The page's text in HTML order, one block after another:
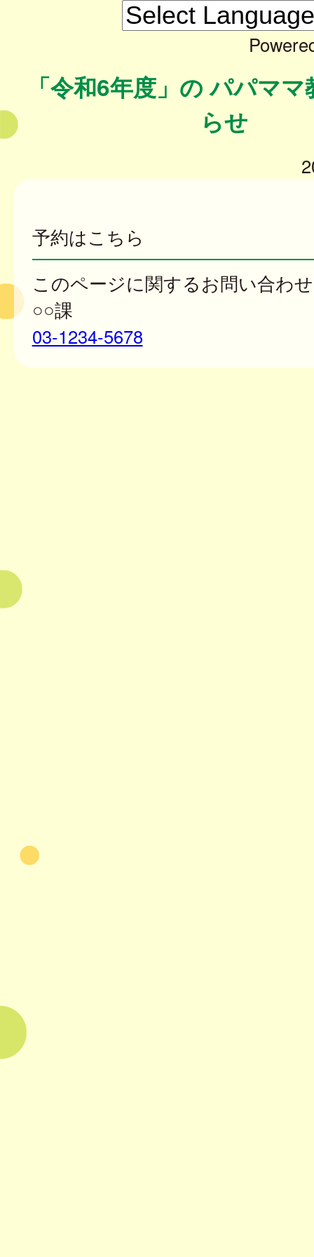
「令和6年度」の パパマ
らせ
予約はこちら
このページに関するお問い合わせ
○○課
03-1234-5678